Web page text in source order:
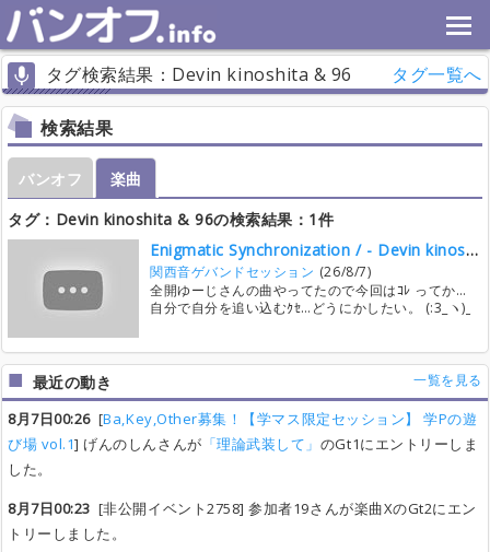
タグ検索結果：Devin kinoshita & 96 タグ一覧へ
検索結果
バンオフ
楽曲
タグ：Devin kinoshita & 96の検索結果：1件
Enigmatic Synchronization / - Devin kinoshita & 96
関西音ゲバンドセッション (26/8/7)
全開ゆーじさんの曲やってたので今回はｺﾚ ってか…
自分で自分を追い込むｸｾ…どうにかしたい。 (:3_ヽ)_
最近の動き 一覧を見る
8月7日00:26[Ba,Key,Other募集！【学マス限定セッション】 学Pの遊
び場 vol.1] げんのしんさんが 「理論武装して」 のGt1にエントリーしま
した。
8月7日00:23 [非公開イベント2758] 参加者19さんが楽曲XのGt2にエン
トリーしました。